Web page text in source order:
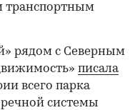
транспортным
рядом с Северным
писала
всего парка
речной системы